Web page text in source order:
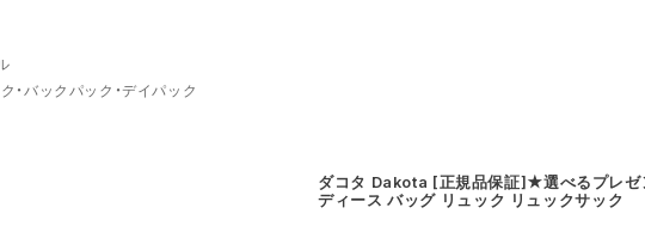
・バックパック・デイパック
ダコタ Dakota [正規品保証]★選べるプレゼ
ディース バッグ リュック リュックサック